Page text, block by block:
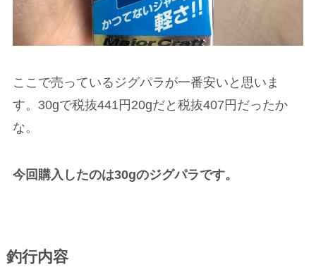
ここで売っているジグパラが一番安いと思いま
す。30gで税抜441円20gだと税抜407円だったか
な。
今回購入したのは30gのジグパラです。
釣行内容